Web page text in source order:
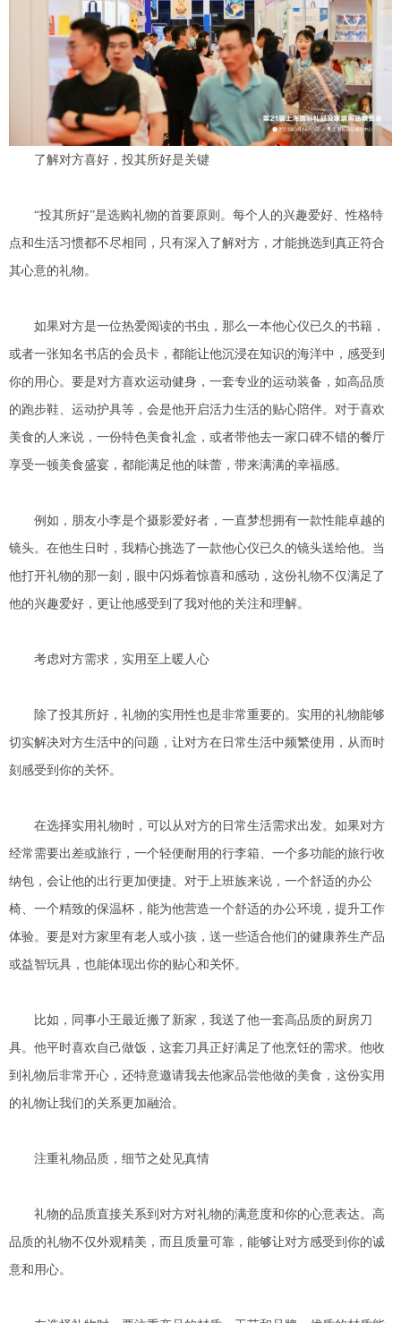
了解对方喜好，投其所好是关键
“投其所好”是选购礼物的首要原则。每个人的兴趣爱好、性格特
点和生活习惯都不尽相同，只有深入了解对方，才能挑选到真正符合
其心意的礼物。
如果对方是一位热爱阅读的书虫，那么一本他心仪已久的书籍，
或者一张知名书店的会员卡，都能让他沉浸在知识的海洋中，感受到
你的用心。要是对方喜欢运动健身，一套专业的运动装备，如高品质
的跑步鞋、运动护具等，会是他开启活力生活的贴心陪伴。对于喜欢
美食的人来说，一份特色美食礼盒，或者带他去一家口碑不错的餐厅
享受一顿美食盛宴，都能满足他的味蕾，带来满满的幸福感。
例如，朋友小李是个摄影爱好者，一直梦想拥有一款性能卓越的
镜头。在他生日时，我精心挑选了一款他心仪已久的镜头送给他。当
他打开礼物的那一刻，眼中闪烁着惊喜和感动，这份礼物不仅满足了
他的兴趣爱好，更让他感受到了我对他的关注和理解。
考虑对方需求，实用至上暖人心
除了投其所好，礼物的实用性也是非常重要的。实用的礼物能够
切实解决对方生活中的问题，让对方在日常生活中频繁使用，从而时
刻感受到你的关怀。
在选择实用礼物时，可以从对方的日常生活需求出发。如果对方
经常需要出差或旅行，一个轻便耐用的行李箱、一个多功能的旅行收
纳包，会让他的出行更加便捷。对于上班族来说，一个舒适的办公
椅、一个精致的保温杯，能为他营造一个舒适的办公环境，提升工作
体验。要是对方家里有老人或小孩，送一些适合他们的健康养生产品
或益智玩具，也能体现出你的贴心和关怀。
比如，同事小王最近搬了新家，我送了他一套高品质的厨房刀
具。他平时喜欢自己做饭，这套刀具正好满足了他烹饪的需求。他收
到礼物后非常开心，还特意邀请我去他家品尝他做的美食，这份实用
的礼物让我们的关系更加融洽。
注重礼物品质，细节之处见真情
礼物的品质直接关系到对方对礼物的满意度和你的心意表达。高
品质的礼物不仅外观精美，而且质量可靠，能够让对方感受到你的诚
意和用心。